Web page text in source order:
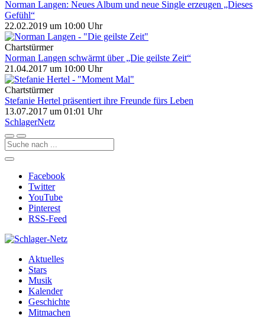
Norman Langen: Neues Album und neue Single erzeugen „Dieses
Gefühl“
22.02.2019 um 10:00 Uhr
Chartstürmer
Norman Langen schwärmt über „Die geilste Zeit“
21.04.2017 um 10:00 Uhr
Chartstürmer
Stefanie Hertel präsentiert ihre Freunde fürs Leben
13.07.2017 um 01:01 Uhr
SchlagerNetz
Facebook
Twitter
YouTube
Pinterest
RSS-Feed
Aktuelles
Stars
Musik
Kalender
Geschichte
Mitmachen